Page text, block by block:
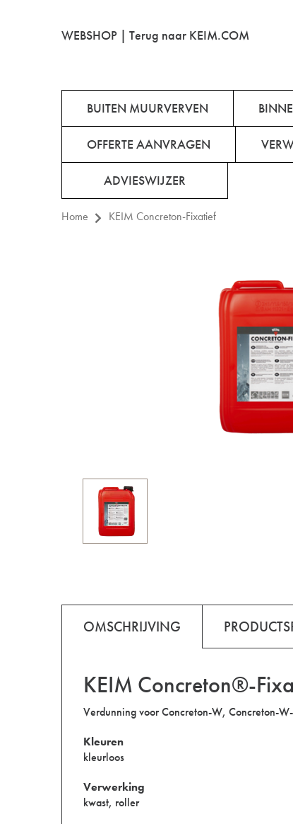
WEBSHOP | Terug naar KEIM.COM
BUITEN MUURVERVEN
OFFERTE AANVRAGEN
ADVIESWIJZER
Home KEIM Concreton-Fixatief
OMSCHRIJVING
KEIM Concreton®-
Verdunning voor Concreton-W, Concreton-
Kleuren
kleurloos
Verwerking
kwast, roller